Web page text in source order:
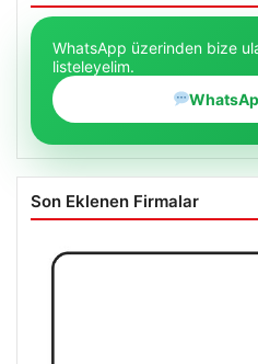
WhatsApp üzerinden bize
listeleyelim.
Son Eklenen Firmalar